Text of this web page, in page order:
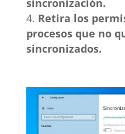
sincronización.
Retira los
procesos que no
sincronizados.